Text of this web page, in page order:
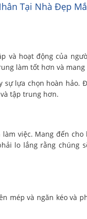
Tại Nhà Đẹp
và hoạt động của
làm tốt hơn và
lựa chọn hoàn hảo.
tập trung hơn.
việc. Mang đến
lo lắng rằng chúng
mép và ngăn kéo và